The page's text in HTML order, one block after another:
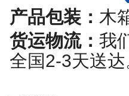
产品包装： 木
货运物流： 我
全国2-3天送